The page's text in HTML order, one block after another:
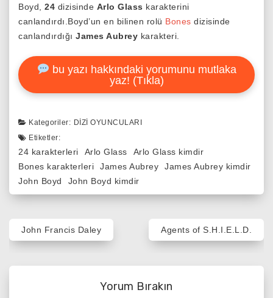
Boyd, 24 dizisinde Arlo Glass karakterini
canlandırdı.Boyd’un en bilinen rolü Bones dizisinde
canlandırdığı James Aubrey karakteri.
bu yazı hakkındaki yorumunu mutlaka
yaz! (Tıkla)
Kategoriler: DIZI OYUNCULARI
Etiketler:
24 karakterleri Arlo Glass
Arlo Glass kimdir
Bones karakterleri
James Aubrey
James Aubrey kimdir
John Boyd
John Boyd kimdir
Yazı
gezinmesi
John Francis Daley Agents of S.H.I.E.L.D.
Yorum Bırakın